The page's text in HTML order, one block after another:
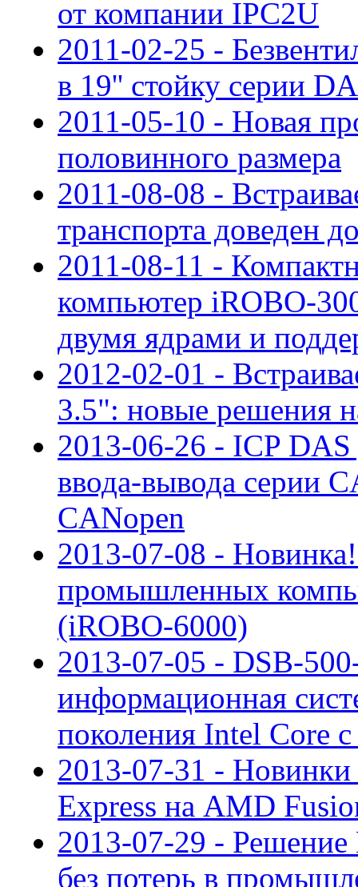
от компании IPC2U
2011-02-25 -
в 19'' стойку серии
2011-05-10 - Новая
половинного размера
2011-08-08 -
транспорта доведен
2011-08-11 -
компьютер iROBO-
двумя ядрами и
2012-02-01 -
3.5": новые решения
2013-06-26 - ICP DAS
ввода-вывода серии
CANopen
2013-07-08 -
промышленных
(iROBO-6000)
2013-07-05 - DSB-
информационная
поколения Intel Core
2013-07-31 -
Express на AMD
2013-07-29 -
без потерь в